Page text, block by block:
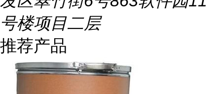
号楼项目二层
推荐产品